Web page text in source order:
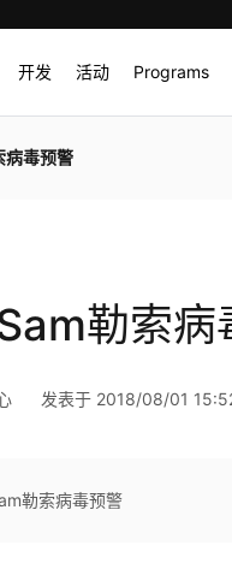
开发 活动 Programs
病毒预警
勒索病
发表于 2018/08/01
勒索病毒预警